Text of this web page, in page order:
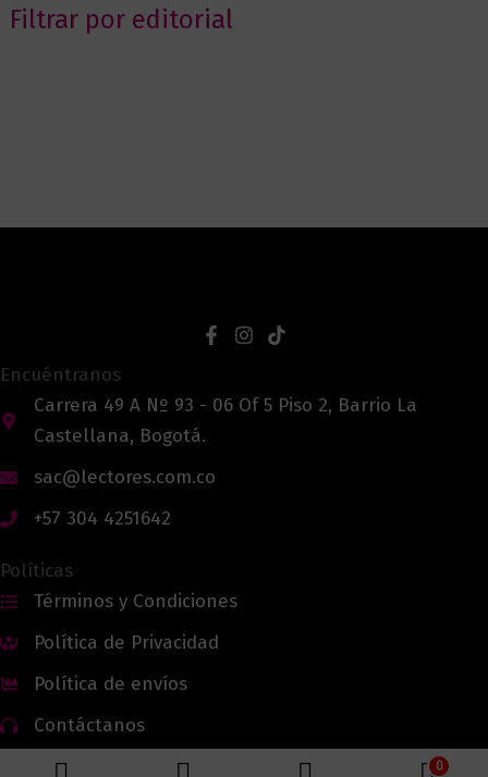
Filtrar por editorial
Encuéntranos
Carrera 49 A Nº 93 - 06 Of 5 Piso 2, Barrio La
Castellana, Bogotá.
sac@lectores.com.co
+57 304 4251642
Políticas
Términos y Condiciones
Política de Privacidad
Política de envíos
Contáctanos
0